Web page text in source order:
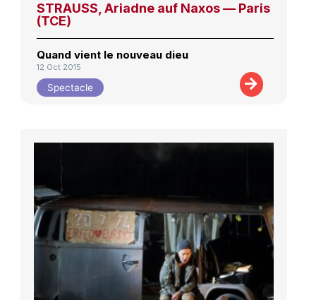
STRAUSS, Ariadne auf Naxos — Paris
(TCE)
Quand vient le nouveau dieu
12 Oct 2015
Spectacle